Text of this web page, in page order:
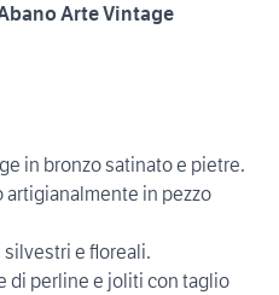
Arte Vintage
in bronzo satinato e pietre.
artigianalmente in pezzo
e floreali.
di perline e joliti con taglio